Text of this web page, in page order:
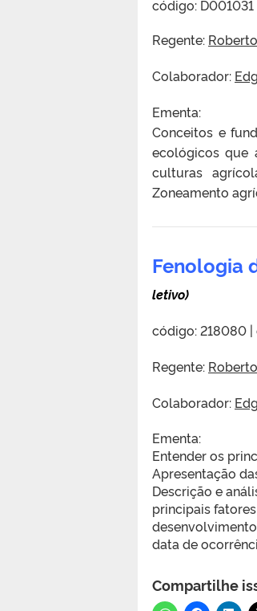
código:
Regente:
Colaborador:
Ementa:
Conceitos e
ecológicos que
culturas
Zoneamento
Fenologia
letivo)
código: 218080
Regente:
Colaborador:
Ementa:
Entender os
Apresentação
Descrição e
principais
data de
Compartilhe